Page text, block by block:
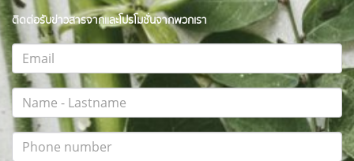
ติดต่อรับข่าวสารจากและโปรโมชั่นจากพวกเรา